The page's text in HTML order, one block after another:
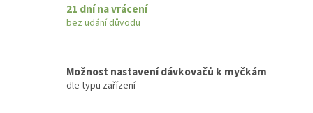
21 dní na vrácení
bez udání důvodu
Možnost nastavení dávkovačů k myčkám
dle typu zařízení